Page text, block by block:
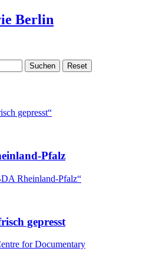
Berlin
Suchen Reset
Pfalz
gepresst